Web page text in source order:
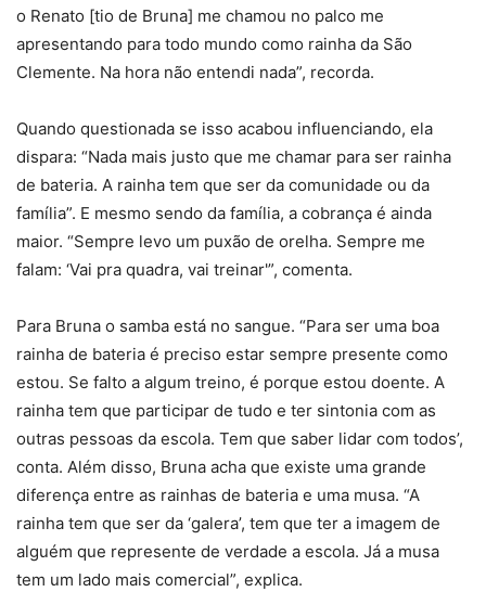
o Renato [tio de Bruna] me chamou no palco me
apresentando para todo mundo como rainha da São
Clemente. Na hora não entendi nada”, recorda.
Quando questionada se isso acabou influenciando, ela
dispara: “Nada mais justo que me chamar para ser rainha
de bateria. A rainha tem que ser da comunidade ou da
família”. E mesmo sendo da família, a cobrança é ainda
maior. “Sempre levo um puxão de orelha. Sempre me
falam: ‘Vai pra quadra, vai treinar'”, comenta.
Para Bruna o samba está no sangue. “Para ser uma boa
rainha de bateria é preciso estar sempre presente como
estou. Se falto a algum treino, é porque estou doente. A
rainha tem que participar de tudo e ter sintonia com as
outras pessoas da escola. Tem que saber lidar com todos’,
conta. Além disso, Bruna acha que existe uma grande
diferença entre as rainhas de bateria e uma musa. “A
rainha tem que ser da ‘galera’, tem que ter a imagem de
alguém que represente de verdade a escola. Já a musa
tem um lado mais comercial”, explica.